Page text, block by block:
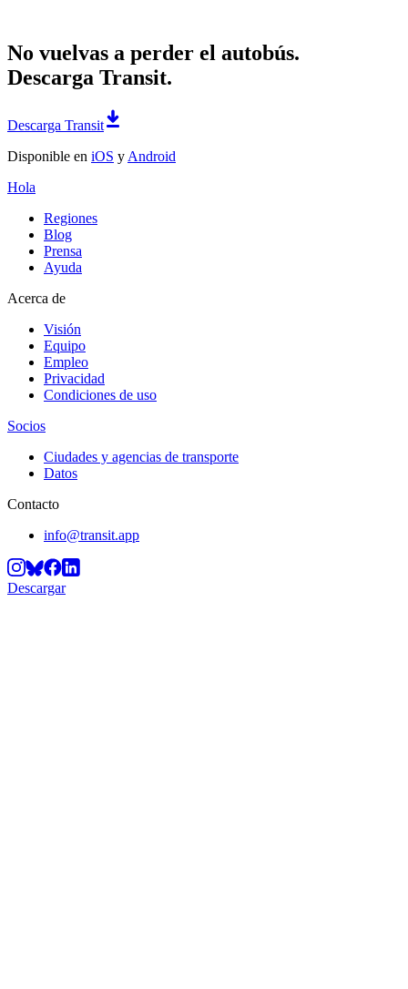
No vuelvas a perder el autobús.
Descarga Transit.
Descarga Transit
Disponible en iOS y Android
Hola
Regiones
Blog
Prensa
Ayuda
Acerca de
Visión
Equipo
Empleo
Privacidad
Condiciones de uso
Socios
Ciudades y agencias de transporte
Datos
Contacto
info@transit.app
Descargar